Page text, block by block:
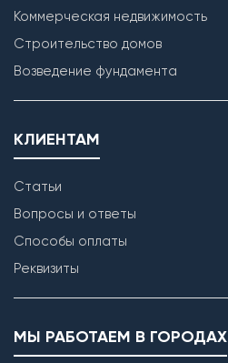
Коммерческая недвижимость
Строительство домов
Возведение фундамента
КЛИЕНТАМ
Статьи
Вопросы и ответы
Способы оплаты
Реквизиты
МЫ РАБОТАЕМ В ГОРОДАХ